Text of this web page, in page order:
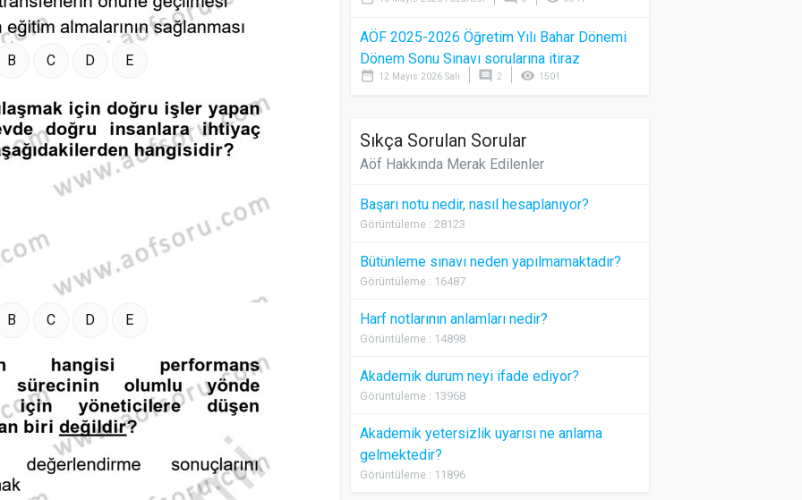
B C D E
B C D E
AÖF 2025-2026 Öğretim Yılı Bahar Dönemi
Dönem Sonu Sınavı sorularına itiraz
date_range 12 Mayıs 2026 Salı comment 2 visibility 1501
Sıkça Sorulan Sorular
Aöf Hakkında Merak Edilenler
Başarı notu nedir, nasıl hesaplanıyor?
Görüntüleme : 28123
Bütünleme sınavı neden yapılmamaktadır?
Görüntüleme : 16487
Harf notlarının anlamları nedir?
Görüntüleme : 14898
Akademik durum neyi ifade ediyor?
Görüntüleme : 13968
Akademik yetersizlik uyarısı ne anlama
gelmektedir?
Görüntüleme : 11896